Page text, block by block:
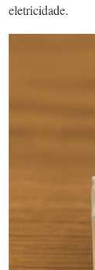
eletricidade.